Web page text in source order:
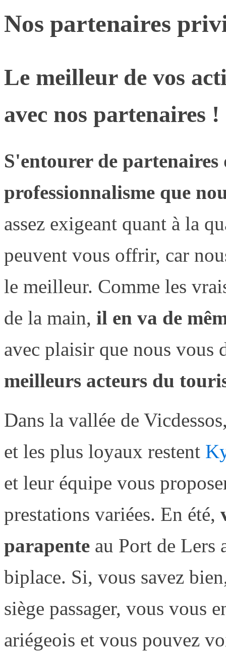
Nos partenaires
Le meilleur de vos
avec nos partenaires !
S'entourer de partenaires
professionnalisme que
assez exigeant quant à la
peuvent vous offrir, car
le meilleur. Comme les
de la main, il en va de
avec plaisir que nous vous
meilleurs acteurs du
Dans la vallée de
et les plus loyaux restent
et leur équipe vous
prestations variées. En été,
parapente au Port de Lers
biplace. Si, vous savez
siège passager, vous vous
ariégeois et vous pouvez